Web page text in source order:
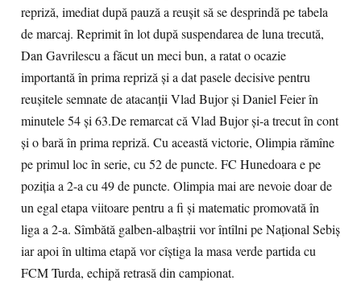
repriză, imediat după pauză a reușit să se desprindă pe tabela
de marcaj. Reprimit în lot după suspendarea de luna trecută,
Dan Gavrilescu a făcut un meci bun, a ratat o ocazie
importantă în prima repriză și a dat pasele decisive pentru
reușitele semnate de atacanții Vlad Bujor și Daniel Feier în
minutele 54 și 63.De remarcat că Vlad Bujor și-a trecut în cont
și o bară în prima repriză. Cu această victorie, Olimpia rămîne
pe primul loc în serie, cu 52 de puncte. FC Hunedoara e pe
poziția a 2-a cu 49 de puncte. Olimpia mai are nevoie doar de
un egal etapa viitoare pentru a fi și matematic promovată în
liga a 2-a. Sîmbătă galben-albaștrii vor întîlni pe Național Sebiș
iar apoi în ultima etapă vor cîștiga la masa verde partida cu
FCM Turda, echipă retrasă din campionat.